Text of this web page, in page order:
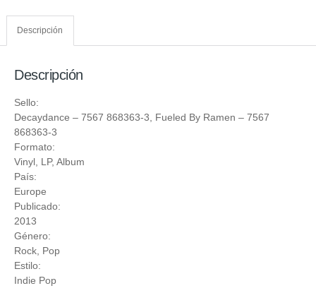
Descripción
Descripción
Sello:
Decaydance ‎– 7567 868363-3, Fueled By Ramen ‎– 7567
868363-3
Formato:
Vinyl , LP, Album
País:
Europe
Publicado:
2013
Género:
Rock Pop
Estilo:
Indie Pop